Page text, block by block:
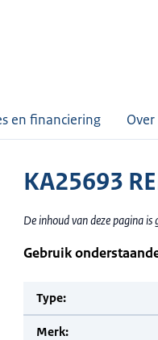
en financiering
KA25693
De inhoud van deze pagina
Gebruik
Type:
Merk: